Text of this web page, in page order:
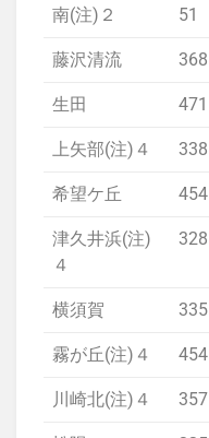
南(注)２ 51
藤沢清流 368
生田 471
上矢部(注)４ 338
希望ケ丘 454
津久井浜(注)
４
328
横須賀 335
霧が丘(注)４ 454
川崎北(注)４ 357